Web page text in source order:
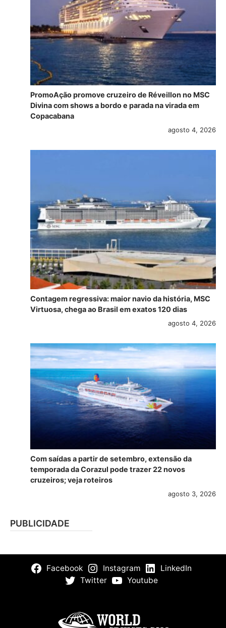
PromoAção promove cruzeiro de Réveillon no MSC
Divina com shows a bordo e parada na virada em
Copacabana
agosto 4, 2026
Contagem regressiva: maior navio da história, MSC
Virtuosa, chega ao Brasil em exatos 120 dias
agosto 4, 2026
Com saídas a partir de setembro, extensão da
temporada da Corazul pode trazer 22 novos
cruzeiros; veja roteiros
agosto 3, 2026
PUBLICIDADE
Facebook Instagram
LinkedIn
Twitter
Youtube